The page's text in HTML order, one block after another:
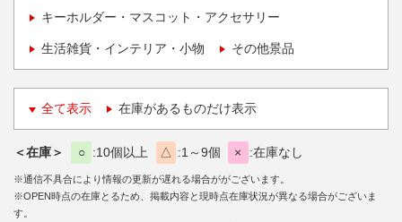
キーホルダー・マスコット・アクセサリー
生活雑貨・インテリア・小物 その他景品
全て表示 在庫があるものだけ表示
＜在庫＞ ○ 10個以上 △ 1～9個 × 在庫なし
※通信不具合により情報の更新が遅れる場合ががございます。
※OPEN時点の在庫とるため、掲載内容と現時点在庫状況が異なる場合がございま
す。